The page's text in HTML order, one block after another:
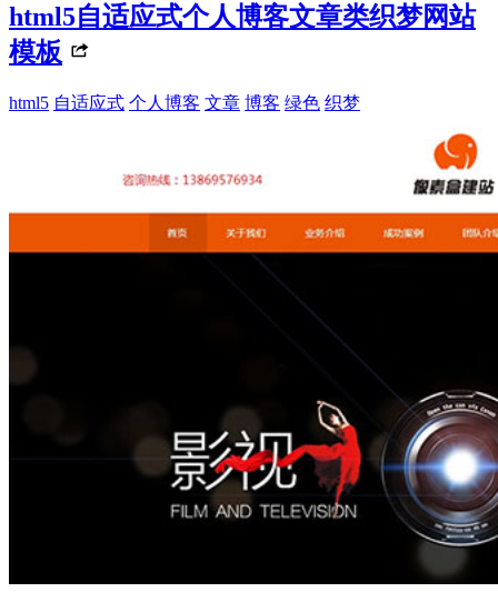
html5自适应式个人博客文章类织梦网站
模板
html5 自适应式 个人博客 文章 博客 绿色 织梦